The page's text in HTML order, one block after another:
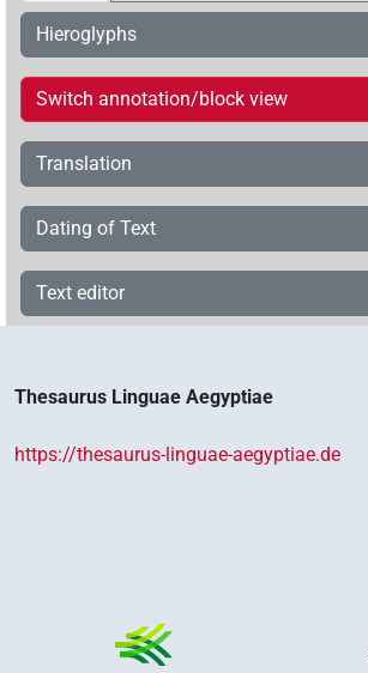
Hieroglyphs
Switch annotation/block view
Translation
Dating of Text
Text editor
Thesaurus Linguae Aegyptiae
https://thesaurus-linguae-aegyptiae.de